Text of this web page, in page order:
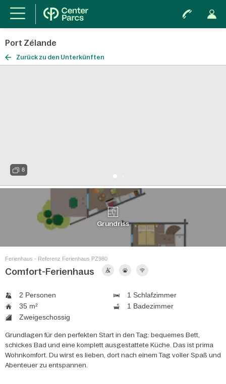
Port Zélande
Zurück zu den Unterkünften
8
Grundriss
Ferienhaus - Referenz Ferienhaus PZ980
Comfort-Ferienhaus
2 Personen
1 Schlafzimmer
35 m²
1 Badezimmer
Zweigeschossig
Grundlagen für den perfekten Start in den Tag: bequemes Bett,
schickes Bad und eine komplett ausgestattete Küche. Das ist prima
Wohnkomfort. Du wirst es lieben, dort nach einem Tag voller Spaß und
Abenteuer zu entspannen.